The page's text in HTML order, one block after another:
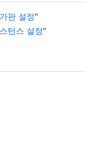
판 설정"
턴스 설정"